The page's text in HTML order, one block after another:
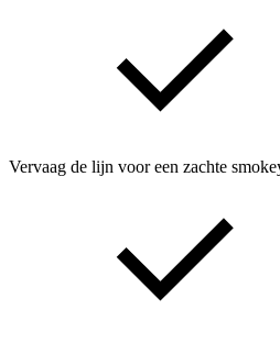
Vervaag de lijn voor een zachte